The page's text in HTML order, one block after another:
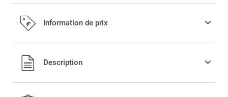
Information de prix
Tous les prix sont en EURO (€), TVA incluse et hors frais de
port.
Description